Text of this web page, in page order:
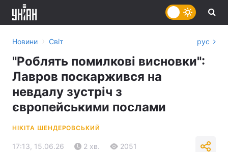
Новини › Світ рус
"Роблять помилкові висновки":
Лавров поскаржився на
невдалу зустріч з
європейськими послами
НІКІТА ШЕНДЕРОВСЬКИЙ
17:13, 15.06.26 2 хв. 2051